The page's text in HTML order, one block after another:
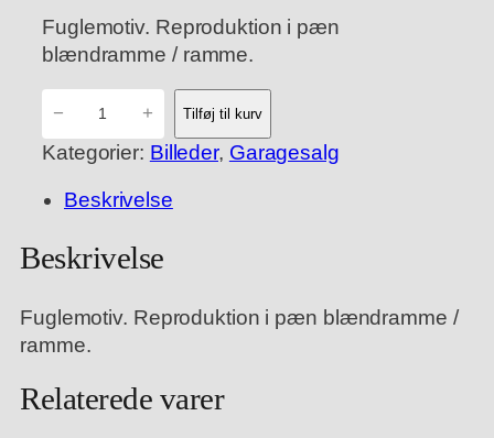
Fuglemotiv. Reproduktion i pæn
blændramme / ramme.
g
e
o
i
v
a
− + Tilføj til kurv
Kategorier: Billeder, Garagesalg
Beskrivelse
Beskrivelse
Fuglemotiv. Reproduktion i pæn blændramme /
ramme.
Relaterede varer